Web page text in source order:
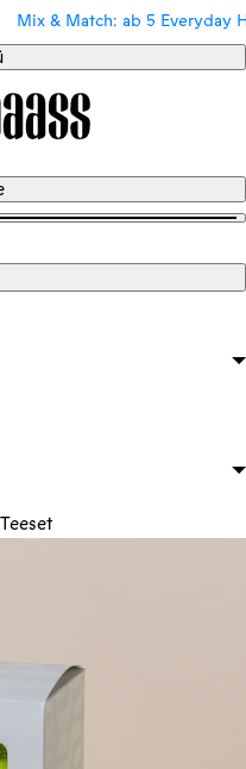
Mix & Match: ab 5 Everyday